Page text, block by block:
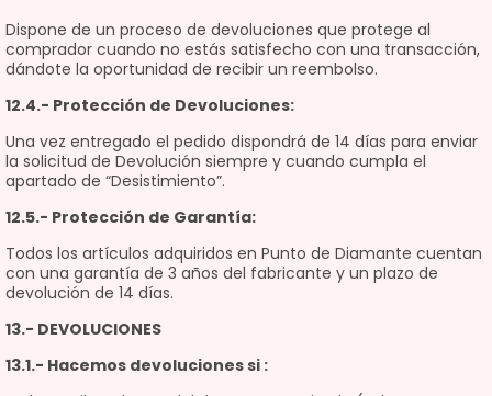
Dispone de un proceso de devoluciones que protege al
comprador cuando no estás satisfecho con una transacción,
dándote la oportunidad de recibir un reembolso.
12.4.- Protección de Devoluciones:
Una vez entregado el pedido dispondrá de 14 días para enviar
la solicitud de Devolución siempre y cuando cumpla el
apartado de “Desistimiento”.
12.5.- Protección de Garantía:
Todos los artículos adquiridos en Punto de Diamante cuentan
con una garantía de 3 años del fabricante y un plazo de
devolución de 14 días.
13.- DEVOLUCIONES
13.1.- Hacemos devoluciones si :